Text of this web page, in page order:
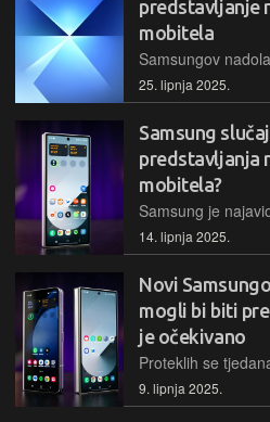
predstavljanje
mobitela
25. lipnja 2025.
Samsung
predstavljanja
mobitela?
14. lipnja 2025.
Novi
mogli bi biti
je očekivano
9. lipnja 2025.